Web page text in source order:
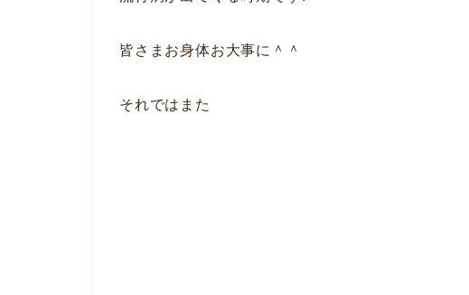
皆さまお身体お大事に＾＾
それではまた